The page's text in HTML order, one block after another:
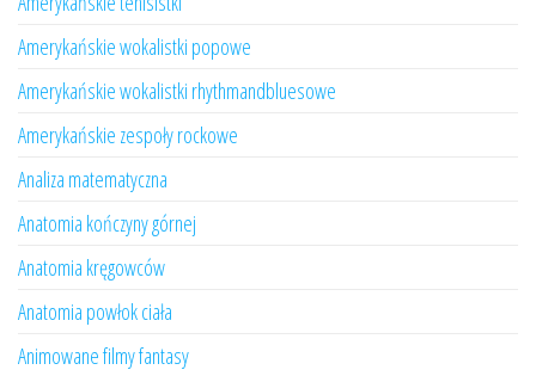
Amerykańskie wokalistki popowe
Amerykańskie wokalistki rhythmandbluesowe
Amerykańskie zespoły rockowe
Analiza matematyczna
Anatomia kończyny górnej
Anatomia kręgowców
Anatomia powłok ciała
Animowane filmy fantasy